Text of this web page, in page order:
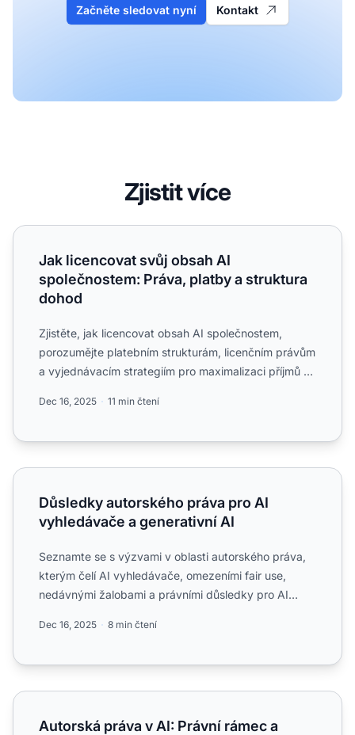
Začněte sledovat nyní Kontakt
Zjistit více
Jak licencovat svůj obsah AI společnostem: Práva,
Jak licencovat svůj obsah AI
společnostem: Práva, platby a struktura
dohod
Zjistěte, jak licencovat obsah AI společnostem,
porozumějte platebním strukturám, licenčním právům
a vyjednávacím strategiím pro maximalizaci příjmů ze
Dec 16, 2025 11 min čtení
Důsledky autorského práva pro AI vyhledávače a
Důsledky autorského práva pro AI
vyhledávače a generativní AI
Seznamte se s výzvami v oblasti autorského práva,
kterým čelí AI vyhledávače, omezeními fair use,
nedávnými žalobami a právními důsledky pro AI
Dec 16, 2025 8 min čtení
Autorská práva v AI: Právní rámec a budoucí výhled
Autorská práva v AI: Právní rámec a